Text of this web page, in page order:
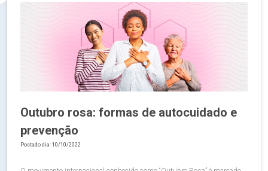
Outubro rosa: formas de autocuidado e
prevenção
Postado dia: 10/10/2022